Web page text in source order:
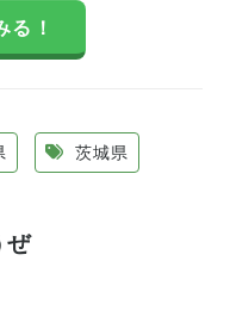
る！
茨城県
ぜ